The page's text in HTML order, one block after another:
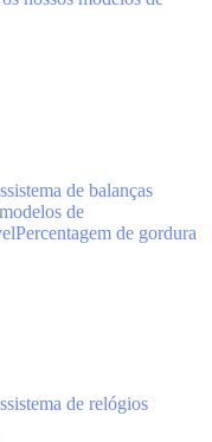
de balanças
de
Percentagem de gordura
de relógios